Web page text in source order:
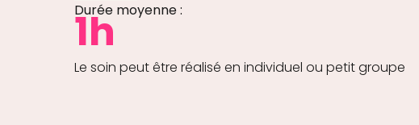
Durée moyenne :
1h
Le soin peut être réalisé en individuel ou petit groupe